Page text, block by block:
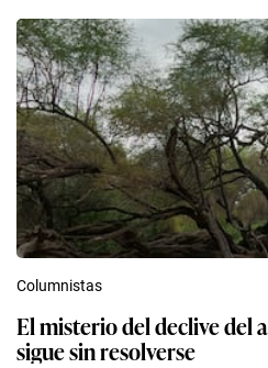
Columnistas
El misterio del declive del
sigue sin resolverse